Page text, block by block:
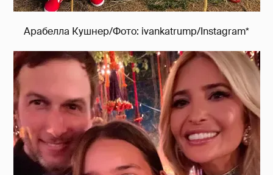
Арабелла Кушнер/Фото: ivankatrump/Instagram*